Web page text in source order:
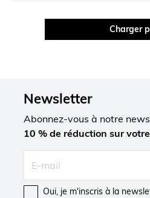
Charger
Newsletter
Abonnez-vous à notre
10 % de réduction sur
Oui, je m'inscris à la